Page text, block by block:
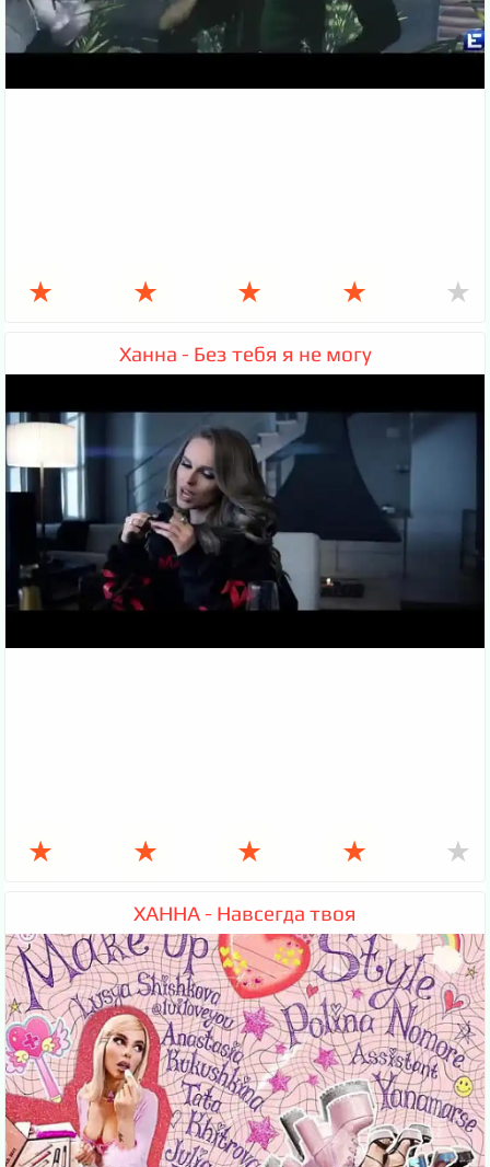
★ ★ ★ ★ ★
Ханна - Без тебя я не могу
★ ★ ★ ★ ★
ХАННА - Навсегда твоя